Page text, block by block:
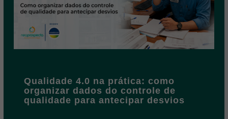
Qualidade 4.0 na prática: como
organizar dados do controle de
qualidade para antecipar desvios